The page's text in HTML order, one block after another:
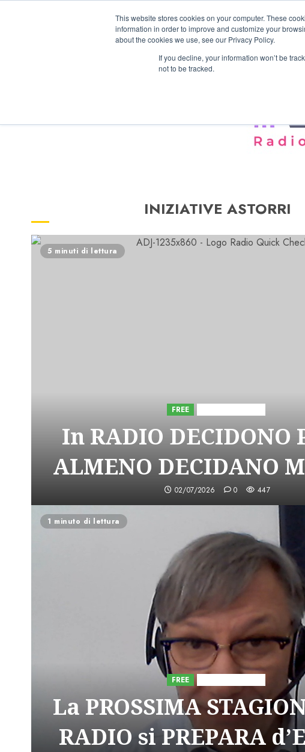
This website stores cookies on your computer. These
information in order to improve and customize your
about the cookies we use, see our Privacy Policy.
If you decline, your information won’t be
not to be tracked.
02:03:31
INIZIATIVE ASTORRI
5 minuti di lettura
FREE
In RADIO DECIDONO
ALMENO DECIDANO
02/07/2026 0 447
1 minuto di lettura
FREE
La PROSSIMA
RADIO si PREPARA